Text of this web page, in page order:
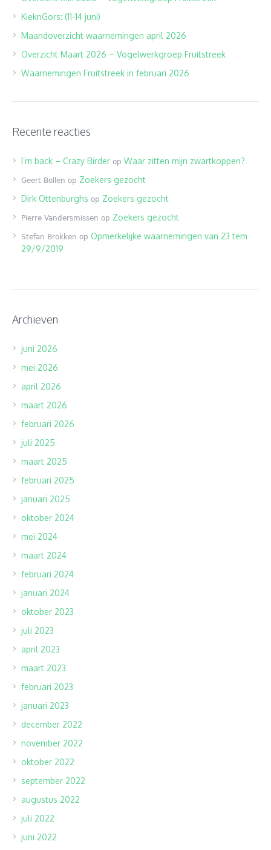
KieknGors: (11-14 juni)
Maandoverzicht waarnemingen april 2026
Overzicht Maart 2026 – Vogelwerkgroep Fruitstreek
Waarnemingen Fruitstreek in februari 2026
Recente reacties
I’m back – Crazy Birder op Waar zitten mijn zwartkoppen?
Geert Bollen op Zoekers gezocht
Dirk Ottenburghs op Zoekers gezocht
Pierre Vandersmissen op Zoekers gezocht
Stefan Brokken op Opmerkelijke waarnemingen van 23 tem
29/9/2019
Archieven
juni 2026
mei 2026
april 2026
maart 2026
februari 2026
juli 2025
maart 2025
februari 2025
januari 2025
oktober 2024
mei 2024
maart 2024
februari 2024
januari 2024
oktober 2023
juli 2023
april 2023
maart 2023
februari 2023
januari 2023
december 2022
november 2022
oktober 2022
september 2022
augustus 2022
juli 2022
juni 2022